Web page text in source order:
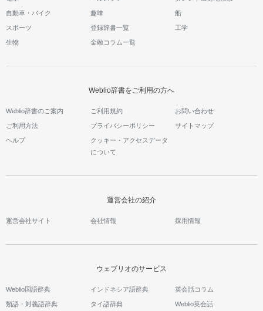
自動車・バイク 趣味 船
スポーツ 登録辞書一覧 工学
生物 金融コラム一覧
Weblio辞書をご利用の方へ
Weblio辞書のご案内 ご利用規約 お問い合わせ
ご利用方法 プライバシーポリシー サイトマップ
ヘルプ
クッキー・アクセスデータ
について
運営会社の紹介
運営会社サイト 会社情報 採用情報
ウェブリオのサービス
Weblio国語辞典
類語・対義語辞典
インドネシア語辞典
タイ語辞典
英会話コラム
Weblio英会話